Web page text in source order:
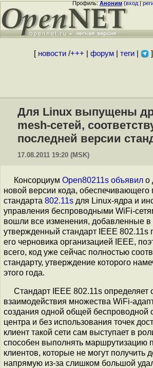
Профиль:Аноним(вход|
[ новости/+++ форум| теги| ]
Для Linux выпущены
mesh-сетей,
последней версии
17.08.2011 19:20 (MSK)
Консорциум Open80211s объявил о
новой версии кода, обеспечивающего
стандарта 802.11s для Linux-ядра и
управления беспроводными WiFi-
вошли все изменения, добавленные
утвержденный стандарт IEEE 802.11s
его черновика организацией IEEE,
всего, код уже сейчас полностью
стандарту, утверждение которого
этого года.
Стандарт IEEE 802.11s определяет
взаимодействия множества WiFi-
создания одной общей беспроводной
центра и без использования точек
клиент такой сети сам выступает в
способен выполнять маршрутизацию
клиентов, которые не могут получить
напрямую из-за слишком большой